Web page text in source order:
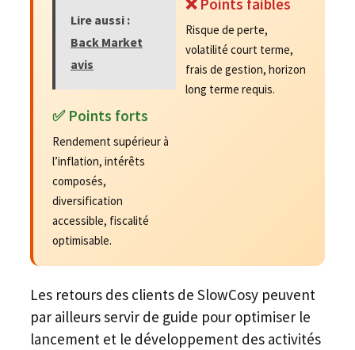
Lire aussi :
Back Market
avis
✅ Points forts
Rendement supérieur à
l’inflation, intérêts
composés,
diversification
accessible, fiscalité
optimisable.
Risque de perte,
volatilité court terme,
frais de gestion, horizon
long terme requis.
Les retours des clients de SlowCosy peuvent
par ailleurs servir de guide pour optimiser le
lancement et le développement des activités